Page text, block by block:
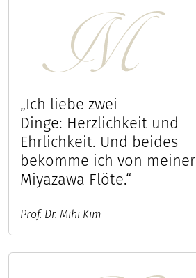
„Ich liebe zwei
Dinge: Herzlichkeit und
Ehrlichkeit. Und beides
bekomme ich von meiner
Miyazawa Flöte.“
Prof. Dr. Mihi Kim